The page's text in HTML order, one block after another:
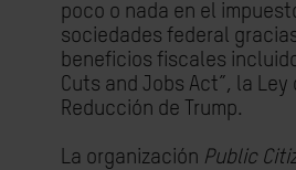
poco o nada en el
sociedades federal
beneficios fiscales
Cuts and Jobs Act”, la Ley
Reducción de Trump.
La organización Public